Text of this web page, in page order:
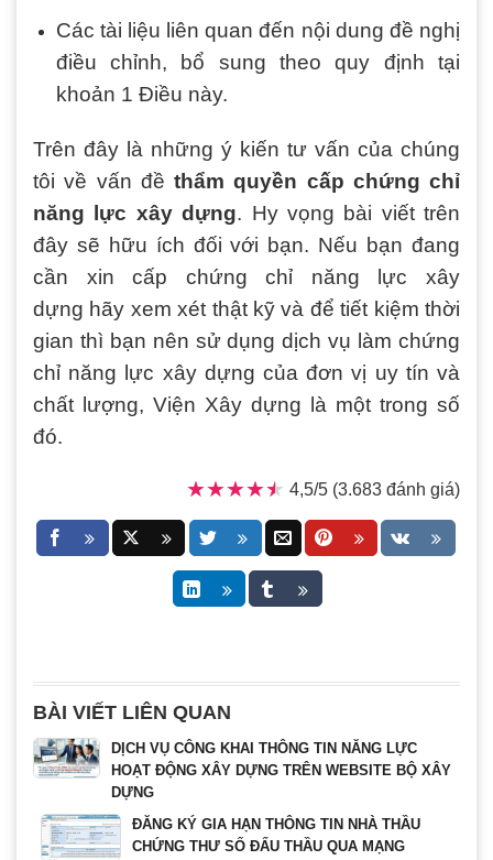
Các tài liệu liên quan đến nội dung đề nghị
điều chỉnh, bổ sung theo quy định tại
khoản 1 Điều này.
Trên đây là những ý kiến tư vấn của chúng
tôi về vấn đề thẩm quyền cấp chứng chỉ
năng lực xây dựng. Hy vọng bài viết trên
đây sẽ hữu ích đối với bạn. Nếu bạn đang
cần xin
cấp chứng chỉ năng lực xây
dựng hãy xem xét thật kỹ và để tiết kiệm thời
gian thì bạn nên sử dụng dịch vụ làm chứng
chỉ năng lực xây dựng của đơn vị uy tín và
chất lượng, Viện Xây dựng là một trong số
đó.
★★★★★
★★★★★ 4,5/5 (3.683 đánh giá)
BÀI VIẾT LIÊN QUAN
DỊCH VỤ CÔNG KHAI THÔNG TIN NĂNG LỰC
HOẠT ĐỘNG XÂY DỰNG TRÊN WEBSITE BỘ XÂY
DỰNG
ĐĂNG KÝ GIA HẠN THÔNG TIN NHÀ THẦU
CHỨNG THƯ SỐ ĐẤU THẦU QUA MẠNG